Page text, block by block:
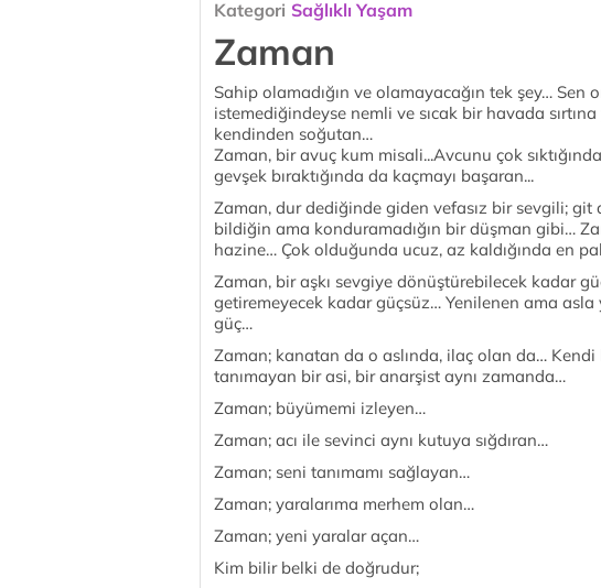
Kategori Sağlıklı Yaşam
Zaman
Sahip olamadığın ve olamayacağın tek şey…
istemediğindeyse nemli ve sıcak bir havada
kendinden soğutan…
Zaman, bir avuç kum misali...Avcunu çok
gevşek bıraktığında da kaçmayı başaran...
Zaman, dur dediğinde giden vefasız bir sevgili; git
bildiğin ama konduramadığın bir düşman gibi…
hazine… Çok olduğunda ucuz, az kaldığında en
Zaman, bir aşkı sevgiye dönüştürebilecek kadar
getiremeyecek kadar güçsüz… Yenilenen ama
güç…
Zaman; kanatan da o aslında, ilaç olan da…
tanımayan bir asi, bir anarşist aynı zamanda…
Zaman; büyümemi izleyen…
Zaman; acı ile sevinci aynı kutuya sığdıran…
Zaman; seni tanımamı sağlayan…
Zaman; yaralarıma merhem olan…
Zaman; yeni yaralar açan…
Kim bilir belki de doğrudur;